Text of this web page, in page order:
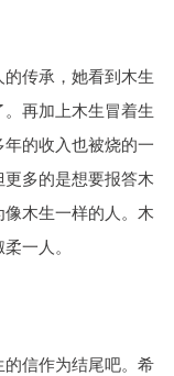
传承，她看到木生
再加上木生冒着生
的收入也被烧的一
多的是想要报答木
木生一样的人。木
一人。
信作为结尾吧。希